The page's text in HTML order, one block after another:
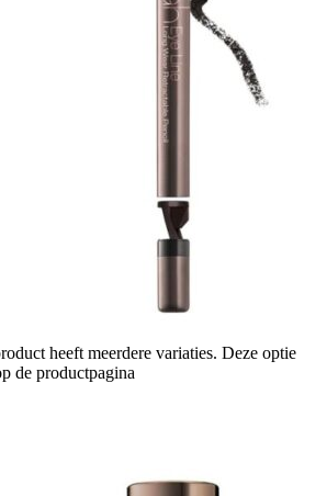
heeft meerdere variaties. Deze optie
de productpagina